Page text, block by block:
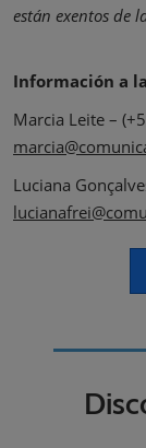
están exentos de
Información a
Marcia Leite –
Luciana